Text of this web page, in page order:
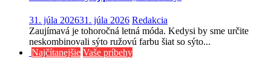
31. júla 202631. júla 2026 Redakcia
Zaujímavá je tohoročná letná móda. Kedysi by sme určite
neskombinovali sýto ružovú farbu šiat so sýto...
Najčítanejšie Vaše príbehy